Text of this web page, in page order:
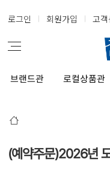
로그인 회원가입 고객
브랜드관 로컬상품관
(예약주문)2026년